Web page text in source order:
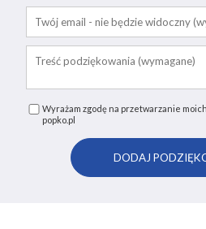
Wyrażam zgodę na przetwarzanie
popko.pl